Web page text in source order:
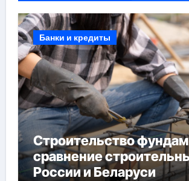
Банки и кредиты
Строительство
сравнение
России и Беларуси